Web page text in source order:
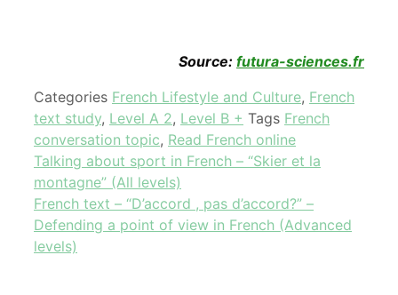
Source: futura-sciences.fr
Categories French Lifestyle and Culture, French
text study, Level A 2, Level B + Tags French
conversation topic, Read French online
Talking about sport in French – “Skier et la
montagne” (All levels)
French text – “D’accord , pas d’accord?” –
Defending a point of view in French (Advanced
levels)